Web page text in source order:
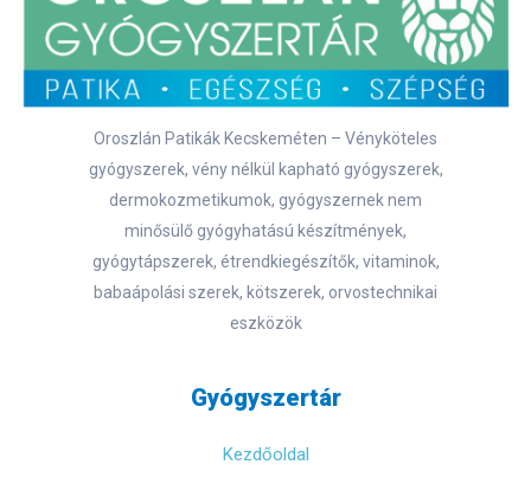
Oroszlán Patikák Kecskeméten – Vényköteles
gyógyszerek, vény nélkül kapható gyógyszerek,
dermokozmetikumok, gyógyszernek nem
minősülő gyógyhatású készítmények,
gyógytápszerek, étrendkiegészítők, vitaminok,
babaápolási szerek, kötszerek, orvostechnikai
eszközök
Gyógyszertár
Kezdőoldal